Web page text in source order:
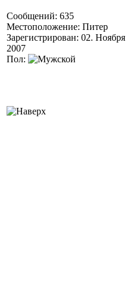
Сообщений: 635
Местоположение: Питер
Зарегистрирован: 02. Ноября
2007
Пол: